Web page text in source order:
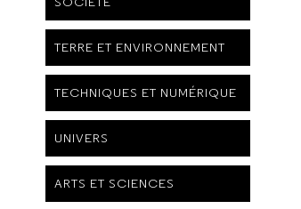
TERRE ET ENVIRONNEMENT
TECHNIQUES ET NUMÉRIQUE
UNIVERS
ARTS ET SCIENCES